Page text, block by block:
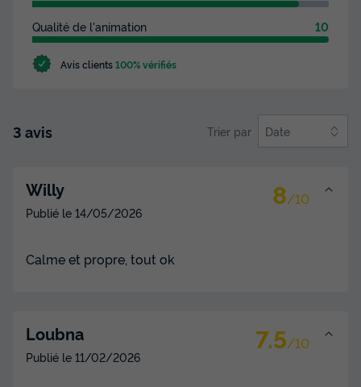
Qualité de l'animation 10
Avis clients100% vérifiés
3 avis Trier par Date
Willy 8/10
Publié le 14/05/2026
Calme et propre, tout ok
Loubna 7.5/10
Publié le 11/02/2026